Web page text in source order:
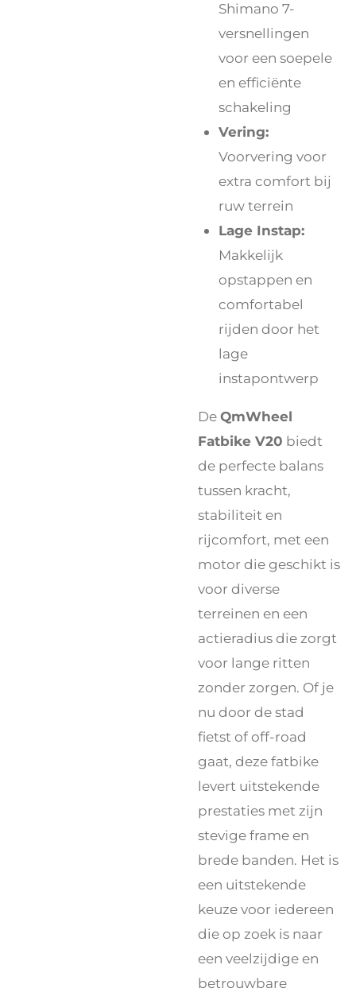
Shimano 7-
versnellingen
voor een soepele
en efficiënte
schakeling
Vering:
Voorvering voor
extra comfort bij
ruw terrein
Lage Instap:
Makkelijk
opstappen en
comfortabel
rijden door het
lage
instapontwerp
DeQmWheel
Fatbike V20 biedt
de perfecte balans
tussen kracht,
stabiliteit en
rijcomfort, met een
motor die geschikt is
voor diverse
terreinen en een
actieradius die zorgt
voor lange ritten
zonder zorgen. Of je
nu door de stad
fietst of off-road
gaat, deze fatbike
levert uitstekende
prestaties met zijn
stevige frame en
brede banden. Het is
een uitstekende
keuze voor iedereen
die op zoek is naar
een veelzijdige en
betrouwbare